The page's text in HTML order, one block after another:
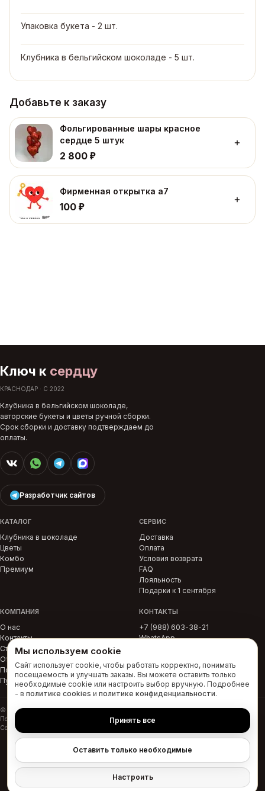
Упаковка букета - 2 шт.
Клубника в бельгийском шоколаде - 5 шт.
Добавьте к заказу
Фольгированные шары красное
сердце 5 штук
2 800 ₽
Фирменная открытка а7
100 ₽
Ключ к сердцу
КРАСНОДАР · С 2022
Клубника в бельгийском шоколаде,
авторские букеты и цветы ручной сборки.
Срок сборки и доставку подтверждаем до
оплаты.
Разработчик сайтов
КАТАЛОГ
Клубника в шоколаде
Цветы
Комбо
Премиум
СЕРВИС
Доставка
Оплата
Условия возврата
FAQ
Лояльность
Подарки к 1 сентября
КОМПАНИЯ
О нас
Контакты
Статьи
Отзывы
Политика
Публичная оферта
КОНТАКТЫ
+7 (988) 603-38-21
WhatsApp
г. Краснодар
© 2026 ИП Рашевская Р.С. · ИНН 234810526700 · Краснодар
Политика конфиденциальности
Политика cookiesПубличная оферта
Согласие на рекламную рассылку
Мы используем cookie
Сайт использует cookie, чтобы работать корректно, понимать
посещаемость и улучшать заказы. Вы можете оставить только
необходимые cookie или настроить выбор вручную. Подробнее
- в политике cookies и политике конфиденциальности.
Принять все
Оставить только необходимые
Настроить